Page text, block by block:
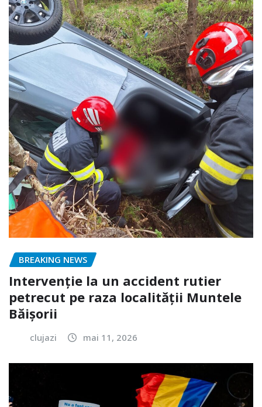
BREAKING NEWS
Intervenție la un accident rutier
petrecut pe raza localității Muntele
Băișorii
clujazi mai 11, 2026